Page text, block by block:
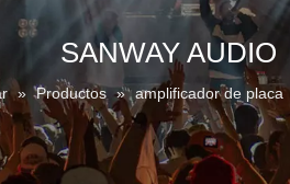
SANWAY AUDIO
» Productos » amplificador de placa